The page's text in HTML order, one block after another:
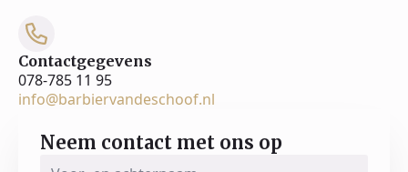
Contactgegevens
078-785 11 95
info@barbiervandeschoof.nl
Neem contact met ons op